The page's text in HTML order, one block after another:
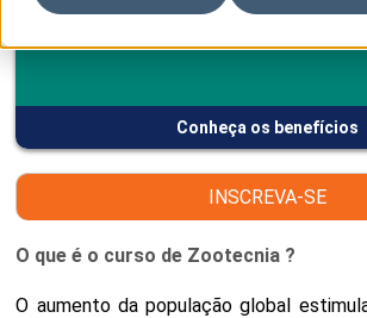
Conheça os benefícios
INSCREVA-SE
O que é o curso de Zootecnia ?
O aumento da população global